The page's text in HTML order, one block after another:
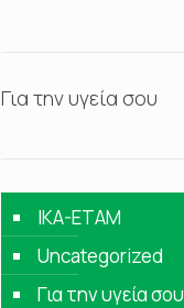
Για την υγεία σου
IKA-ETAM
Uncategorized
Για την υγεία σου